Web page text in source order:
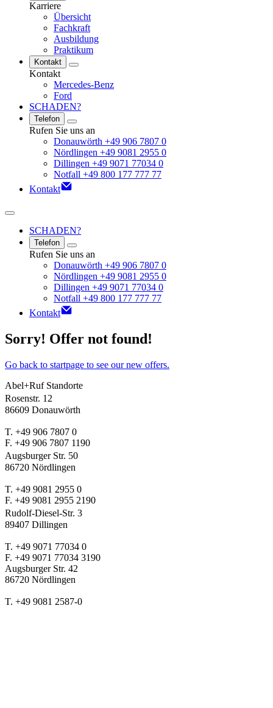
Karriere
Übersicht
Fachkraft
Ausbildung
Praktikum
Kontakt
Kontakt
Mercedes-Benz
Ford
SCHADEN?
Telefon
Rufen Sie uns an
Donauwörth +49 906 7807 0
Nördlingen +49 9081 2955 0
Dillingen +49 9071 77034 0
Notfall +49 800 177 777 77
Kontakt
SCHADEN?
Telefon
Rufen Sie uns an
Donauwörth +49 906 7807 0
Nördlingen +49 9081 2955 0
Dillingen +49 9071 77034 0
Notfall +49 800 177 777 77
Kontakt
Sorry! Offer not found!
Go back to startpage to see our new offers.
Abel+Ruf Standorte
Rosenstr. 12
86609 Donauwörth
T. +49 906 7807 0
F. +49 906 7807 1190
Augsburger Str. 50
86720 Nördlingen
T. +49 9081 2955 0
F. +49 9081 2955 2190
Rudolf-Diesel-Str. 3
89407 Dillingen
T. +49 9071 77034 0
F. +49 9071 77034 3190
Augsburger Str. 42
86720 Nördlingen
T. +49 9081 2587-0